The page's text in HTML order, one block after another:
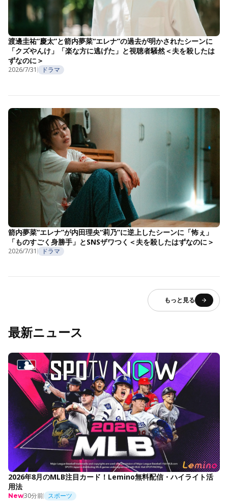
渡邊圭祐“慶太”と箭内夢菜“エレナ”の過去が明かされたシーンに
「クズやんけ」「楽な方に逃げた」と視聴者騒然＜夫を殺したは
ずなのに＞
2026/7/31 ドラマ
箭内夢菜“エレナ”が内田理央“莉乃”に逆上したシーンに「怖ぇ」
「ものすごく身勝手」とSNSザワつく＜夫を殺したはずなのに＞
2026/7/31 ドラマ
もっと見る
最新ニュース
2026年8月のMLB注目カード！Lemino無料配信・ハイライト活
用法
New30分前 スポーツ